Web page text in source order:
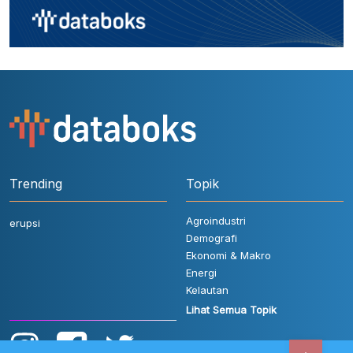
Trending
erupsi
Topik
Agroindustri
Demografi
Ekonomi & Makro
Energi
Kelautan
Lihat Semua Topik